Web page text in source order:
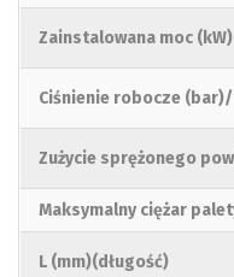
Zainstalowana moc (kW)
Ciśnienie robocze
Zużycie sprężonego
Maksymalny ciężar
L (mm)(długość)